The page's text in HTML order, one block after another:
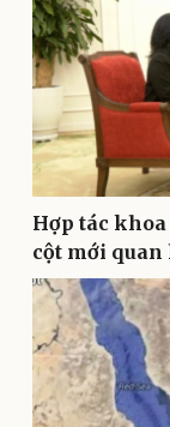
Pháp luật
Tin nóng
Tư vấn luật
Hợp tác
cột mới quan